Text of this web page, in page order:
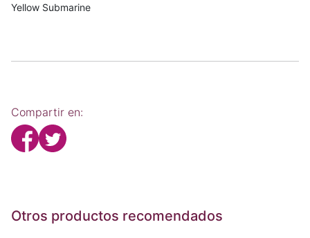
Yellow Submarine
Compartir en:
Otros productos recomendados